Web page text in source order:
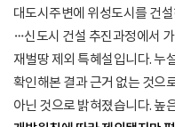
대도시주변에 위성도시를 건
…신도시 건설 추진과정에서
재벌땅 제외 특혜설입니다. 누설 소문은 사직당국에서 진원지를 찾아
확인해본 결과 근거 없는 것으
아닌 것으로 밝혀졌습니다. 높